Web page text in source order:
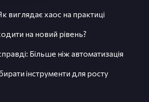
виглядає хаос на практиці
на новий рівень?
Більше ніж автоматизація
інструменти для росту